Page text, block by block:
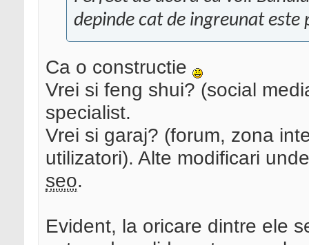
depinde cat de ingreunat este
Ca o constructie
Vrei si feng shui? (social
specialist.
Vrei si garaj? (forum, zona
utilizatori). Alte modificari
seo.
Evident, la oricare dintre ele